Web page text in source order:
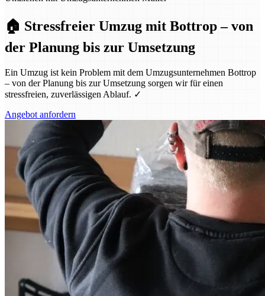
🏠 Stressfreier Umzug mit Bottrop – von
der Planung bis zur Umsetzung
Ein Umzug ist kein Problem mit dem Umzugsunternehmen Bottrop
– von der Planung bis zur Umsetzung sorgen wir für einen
stressfreien, zuverlässigen Ablauf. ✓
Angebot anfordern